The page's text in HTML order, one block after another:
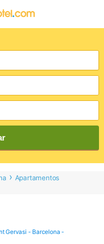
Apartamentos
Gervasi - Barcelona -